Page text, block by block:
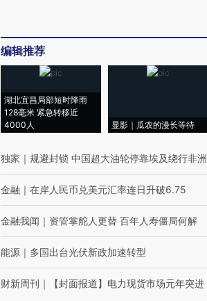
编辑推荐
湖北宜昌局部短时降雨
128毫米 紧急转移近
4000人
显影｜瓜农的漫长等待
独家 ｜ 规避封锁 中国超大油轮停靠埃及绕行非洲
金融 ｜ 在岸人民币兑美元汇率连日升破6.75
金融我闻 ｜ 资管掌舵人更替 百年人寿僵局何解
能源 ｜ 多国出台光伏新政加速转型
财新周刊 ｜ 【封面报道】电力现货市场元年突进